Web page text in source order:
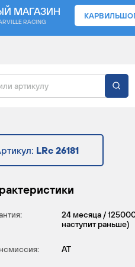
МАГАЗИН
RACING
LRc 26181
24 месяца /
наступит раньше)
AT